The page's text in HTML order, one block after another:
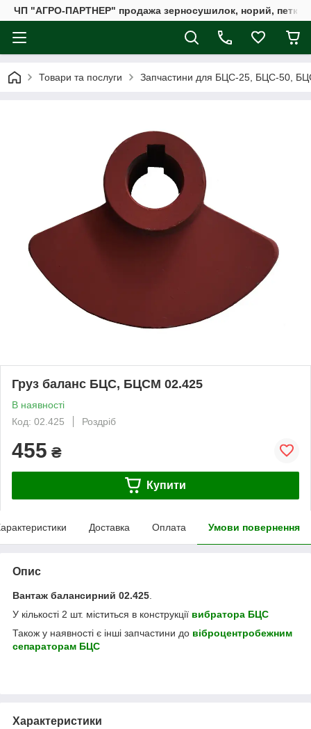
ЧП "АГРО-ПАРТНЕР" продажа зерносушилок, норий,
Товари та послуги Запчастини для БЦС-25, БЦС-50,
Груз баланс БЦС, БЦСМ 02.425
В наявності
Код: 02.425
Роздріб
455 ₴
Купити
Доставка Оплата Умови повернення
Опис
Вантаж балансирний 02.425
У кількості 2 шт. міститься в конструкції вибратора БЦС
Також у наявності є інші запчастини до віброцентробежним
сепараторам БЦС
Характеристики